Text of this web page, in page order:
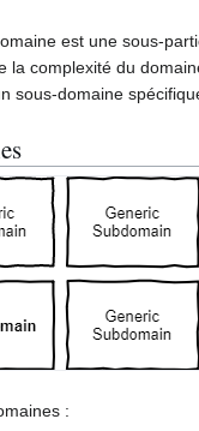
est une sous-
la complexité du
sous-domaine
: